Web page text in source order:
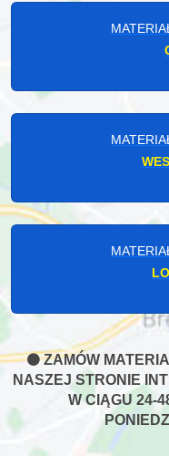
ZAMÓW
NASZEJ STRONIE
W CIĄGU 24-